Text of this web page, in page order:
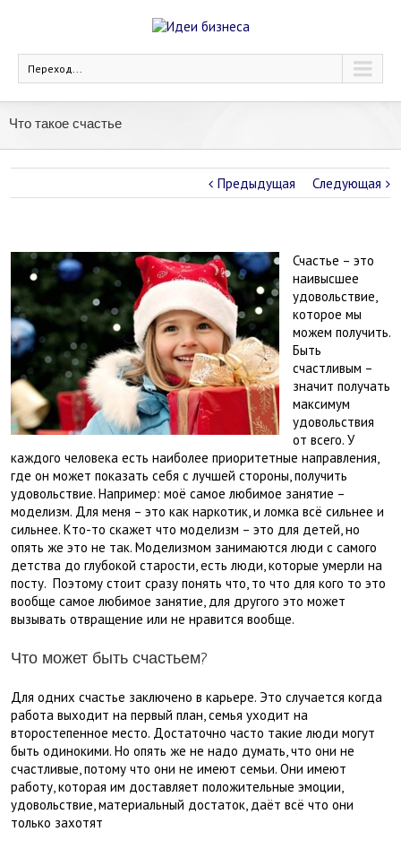
Переход...
Что такое счастье
Предыдущая Следующая
Счастье – это
наивысшее
удовольствие,
которое мы
можем получить.
Быть
счастливым –
значит получать
максимум
удовольствия
от всего. У
каждого человека есть наиболее приоритетные направления,
где он может показать себя с лучшей стороны, получить
удовольствие. Например: моё самое любимое занятие –
моделизм. Для меня – это как наркотик, и ломка всё сильнее и
сильнее. Кто-то скажет что моделизм – это для детей, но
опять же это не так. Моделизмом занимаются люди с самого
детства до глубокой старости, есть люди, которые умерли на
посту. Поэтому стоит сразу понять что, то что для кого то это
вообще самое любимое занятие, для другого это может
вызывать отвращение или не нравится вообще.
Что может быть счастьем?
Для одних счастье заключено в карьере. Это случается когда
работа выходит на первый план, семья уходит на
второстепенное место. Достаточно часто такие люди могут
быть одинокими. Но опять же не надо думать, что они не
счастливые, потому что они не имеют семьи. Они имеют
работу, которая им доставляет положительные эмоции,
удовольствие, материальный достаток, даёт всё что они
только захотят